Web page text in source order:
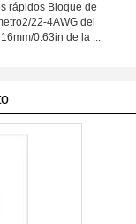
rápidos Bloque de
22-4AWG del
0.63in de la ...